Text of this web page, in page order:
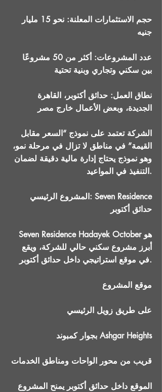
حجم الاستثمارات المعلنة: نحو 15 مليار
جنيه
عدد المشروعات: أكثر من 50 مشروعًا
بين سكني وتجاري وبنية تحتية
نطاق العمل: حدائق أكتوبر، القاهرة
الجديدة، وبعض الأعمال خارج مصر
الشركة تعتمد على نموذج “السعر مقابل
القيمة” في مناطق لا تزال في مرحلة نمو،
وهو نموذج يحتاج إدارة مالية دقيقة لضمان
التنفيذ في المواعيد.
المشروع الرئيسي: Seven Residence
حدائق أكتوبر
Seven Residence Hadayek October هو
أبرز مشروع سكني حالي للشركة، ويقع
في موقع استراتيجي داخل حدائق أكتوبر.
موقع المشروع
على طريق زويل الرئيسي
بجوار كمبوند Ashgar Heights
قريب من محور الواحات ومناطق الخدمات
الموقع داخل حدائق أكتوبر يمنح المشروع